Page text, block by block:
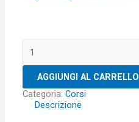
viaggio
attraverso
stelle
-
Progettazione
AGGIUNGI AL CARRELLO
Categoria:Corsi
Descrizione